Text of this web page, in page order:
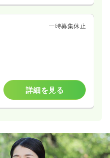
一時募集休止
詳細を見る